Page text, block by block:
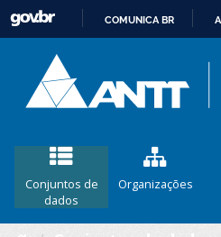
COMUNICA BR
Conjuntos de
dados
Organizações